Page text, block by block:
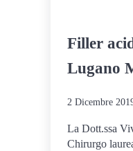
Filler
Lugano
2 Dicembre
La Dott.ssa
Chirurgo